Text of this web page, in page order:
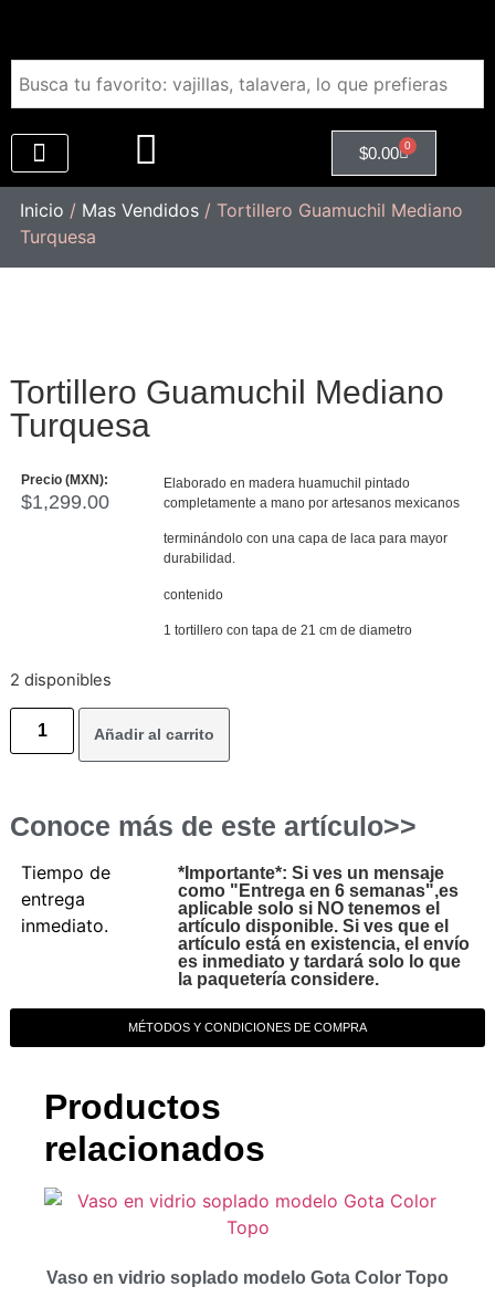
$0.00 0
Inicio / Mas Vendidos/ Tortillero Guamuchil Mediano
Turquesa
Tortillero Guamuchil Mediano
Turquesa
Precio (MXN):
$1,299.00
Elaborado en madera huamuchil pintado
completamente a mano por artesanos mexicanos
terminándolo con una capa de laca para mayor
durabilidad.
contenido
1 tortillero con tapa de 21 cm de diametro
2 disponibles
Añadir al carrito
Conoce más de este artículo>>
Tiempo de
entrega
inmediato.
*Importante*: Si ves un mensaje
como "Entrega en 6 semanas",es
aplicable solo si NO tenemos el
artículo disponible. Si ves que el
artículo está en existencia, el envío
es inmediato y tardará solo lo que
la paquetería considere.
MÉTODOS Y CONDICIONES DE COMPRA
Productos
relacionados
Vaso en vidrio soplado modelo Gota Color Topo